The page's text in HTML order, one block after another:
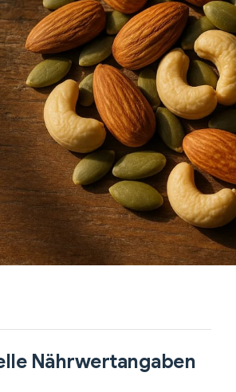
Nährwertangaben